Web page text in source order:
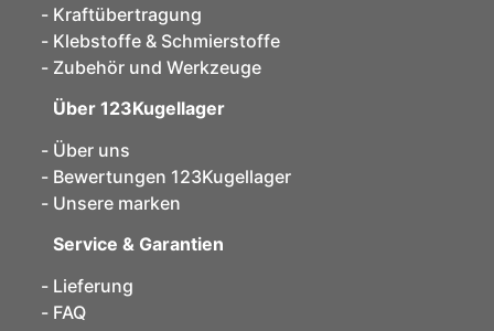
Kraftübertragung
Klebstoffe & Schmierstoffe
Zubehör und Werkzeuge
Über 123Kugellager
Über uns
Bewertungen 123Kugellager
Unsere marken
Service & Garantien
Lieferung
FAQ